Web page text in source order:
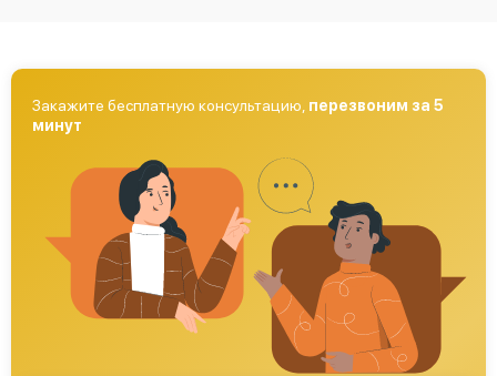
Закажите бесплатную консультацию, перезвоним за 5
минут